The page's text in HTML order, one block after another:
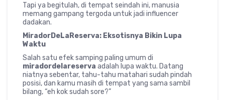
Tapi ya begitulah, di tempat seindah ini, manusia
memang gampang tergoda untuk jadi influencer
dadakan.
MiradorDeLaReserva: Eksotisnya Bikin Lupa
Waktu
Salah satu efek samping paling umum di
miradordelareserva adalah lupa waktu. Datang
niatnya sebentar, tahu-tahu matahari sudah pindah
posisi, dan kamu masih di tempat yang sama sambil
bilang, “eh kok sudah sore?”